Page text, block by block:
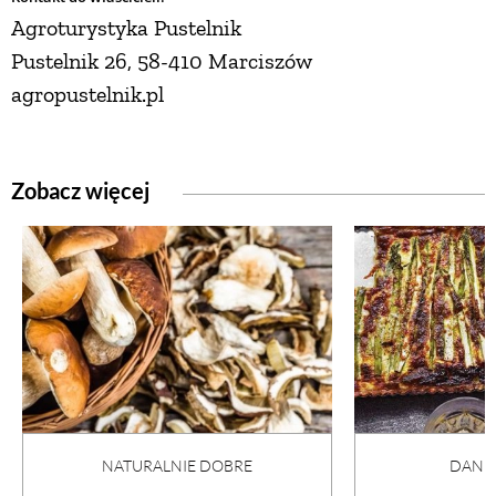
Agroturystyka Pustelnik
Pustelnik 26, 58-410 Marciszów
agropustelnik.pl
Zobacz więcej
NATURALNIE DOBRE